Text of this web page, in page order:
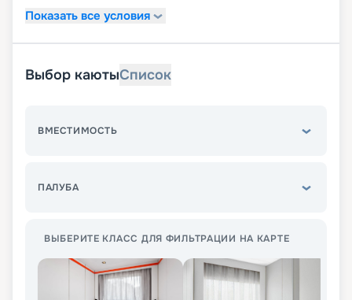
Показать все условия
Выбор каютыСписок
ВМЕСТИМОСТЬ
ПАЛУБА
ВЫБЕРИТЕ КЛАСС ДЛЯ ФИЛЬТРАЦИИ НА КАРТЕ